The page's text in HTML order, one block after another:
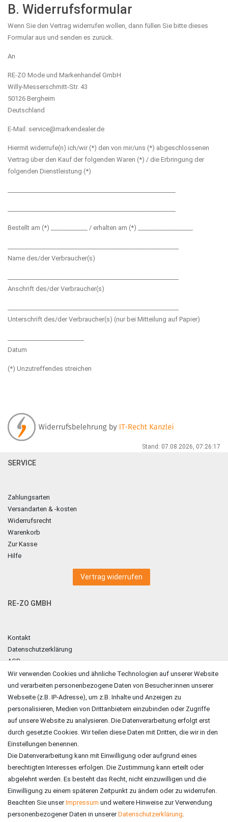
B. Widerrufsformular
Wenn Sie den Vertrag widerrufen wollen, dann füllen Sie bitte dieses
Formular aus und senden es zurück.
An
RE-ZO Mode und Markenhandel GmbH
Willy-Messerschmitt-Str. 43
50126 Bergheim
Deutschland
E-Mail: service@markendealer.de
Hiermit widerrufe(n) ich/wir (*) den von mir/uns (*) abgeschlossenen
Vertrag über den Kauf der folgenden Waren (*) / die Erbringung der
folgenden Dienstleistung (*)
Bestellt am (*) ____________ / erhalten am (*) __________________
Name des/der Verbraucher(s)
Anschrift des/der Verbraucher(s)
Unterschrift des/der Verbraucher(s) (nur bei Mitteilung auf Papier)
Datum
(*) Unzutreffendes streichen
Stand: 07.08.2026, 07:26:17
SERVICE
Zahlungsarten
Versandarten & -kosten
Widerrufsrecht
Warenkorb
Zur Kasse
Hilfe
Vertrag widerrufen
RE-ZO GMBH
Kontakt
Datenschutzerklärung
AGB
Impressum
ZAHLUNGSARTEN
Wir verwenden Cookies und ähnliche Technologien auf unserer Website
und verarbeiten personenbezogene Daten von Besucher:innen unserer
Webseite (z.B. IP-Adresse), um z.B. Inhalte und Anzeigen zu
personalisieren, Medien von Drittanbietern einzubinden oder Zugriffe
auf unsere Website zu analysieren. Die Datenverarbeitung erfolgt erst
durch gesetzte Cookies. Wir teilen diese Daten mit Dritten, die wir in den
Einstellungen benennen.
Die Datenverarbeitung kann mit Einwilligung oder aufgrund eines
berechtigten Interesses erfolgen. Die Zustimmung kann erteilt oder
abgelehnt werden. Es besteht das Recht, nicht einzuwilligen und die
Einwilligung zu einem späteren Zeitpunkt zu ändern oder zu widerrufen.
Beachten Sie unserImpressum und weitere Hinweise zur Verwendung
personenbezogener Daten in unsererDaten­schutz­erklärung.